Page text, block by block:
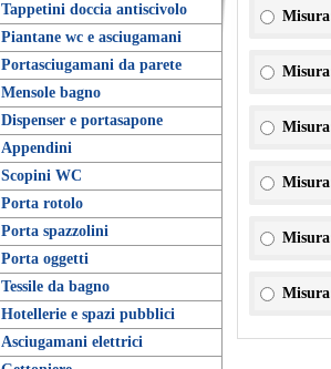
Tappetini doccia antiscivolo
Piantane wc e asciugamani
Portasciugamani da parete
Mensole bagno
Dispenser e portasapone
Appendini
Scopini WC
Porta rotolo
Porta spazzolini
Porta oggetti
Tessile da bagno
Hotellerie e spazi pubblici
Asciugamani elettrici